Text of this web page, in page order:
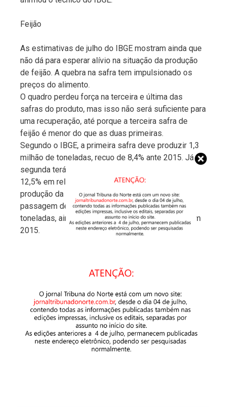
Feijão
As estimativas de julho do IBGE mostram ainda que
não dá para esperar alívio na situação da produção
de feijão. A quebra na safra tem impulsionado os
preços do alimento.
O quadro perdeu força na terceira e última das
safras do produto, mas isso não será suficiente para
uma recuperação, até porque a terceira safra de
feijão é menor do que as duas primeiras.
Segundo o IBGE, a primeira safra deve produzir 1,3
milhão de toneladas, recuo de 8,4% ante 2015. Já a
segunda terá 1,1 milhão de toneladas, tombo de
12,5% em relação a 2015. Embora a estimativa da
produção da terceira safra tenha crescido 1,0% na
passagem de junho para julho, para 437,9 mil
toneladas, ainda assim será 1,2% menor do que em
2015.